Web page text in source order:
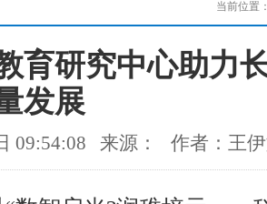
当前位置
育研究中心助力
发展
09:54:08 来源： 作者：王